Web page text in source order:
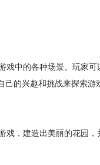
中的各种场景。玩家
的兴趣和挑战来探索游
，建造出美丽的花园